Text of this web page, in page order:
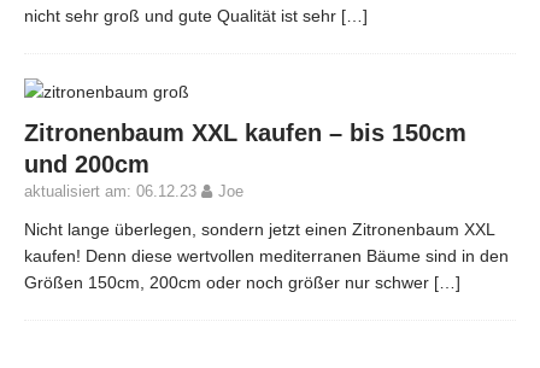
nicht sehr groß und gute Qualität ist sehr […]
Zitronenbaum XXL kaufen – bis 150cm
und 200cm
aktualisiert am: 06.12.23 Joe
Nicht lange überlegen, sondern jetzt einen Zitronenbaum XXL
kaufen! Denn diese wertvollen mediterranen Bäume sind in den
Größen 150cm, 200cm oder noch größer nur schwer […]